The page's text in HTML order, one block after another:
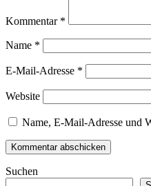
Kommentar *
Name *
E-Mail-Adresse *
Website
Name, E-Mail-Adresse und
Suchen